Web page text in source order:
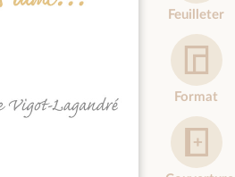
Feuilleter
Format